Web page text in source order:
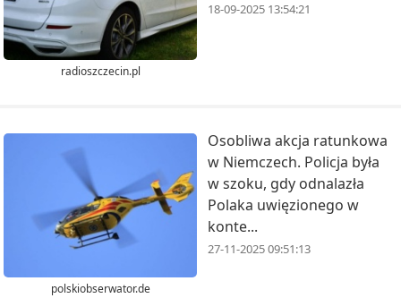
radioszczecin.pl
18-09-2025 13:54:21
polskiobserwator.de
Osobliwa akcja ratunkowa
w Niemczech. Policja była
w szoku, gdy odnalazła
Polaka uwięzionego w
konte...
27-11-2025 09:51:13